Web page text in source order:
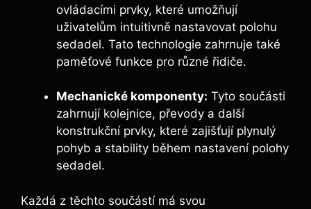
ovládacími prvky, které umožňují
uživatelům intuitivně nastavovat polohu
sedadel. Tato technologie zahrnuje také
paměťové funkce pro různé řidiče.
Mechanické komponenty: Tyto součásti
zahrnují kolejnice, převody a další
konstrukční prvky, které zajišťují plynulý
pohyb a stability během nastavení polohy
sedadel.
Každá z těchto součástí má svou